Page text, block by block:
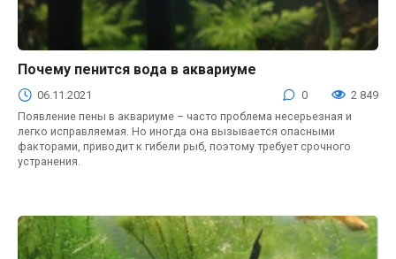
Аквариум
Почему пенится вода в аквариуме
06.11.2021 0
2 849
Появление пены в аквариуме – часто проблема несерьезная и
легко исправляемая. Но иногда она вызывается опасными
факторами, приводит к гибели рыб, поэтому требует срочного
устранения.